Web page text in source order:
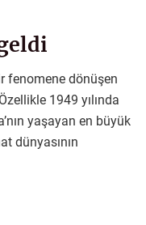
fenomene dönüşen
1949 yılında
yaşayan en büyük
dünyasının